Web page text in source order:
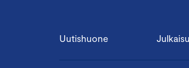
Uutishuone